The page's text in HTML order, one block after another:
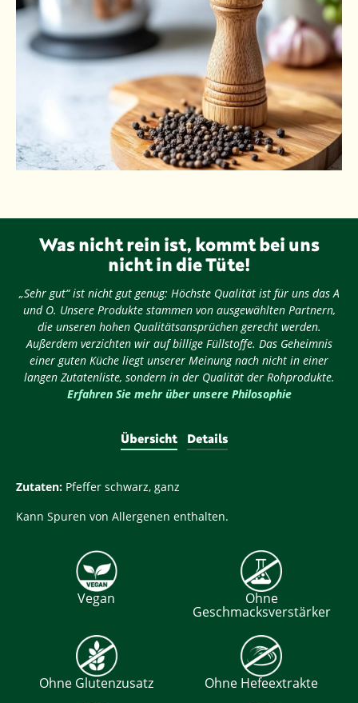
Was nicht rein ist, kommt bei uns
nicht in die Tüte!
„Sehr gut“ ist nicht gut genug: Höchste Qualität ist für uns das A
und O. Unsere Produkte stammen von ausgewählten Partnern,
die unseren hohen Qualitätsansprüchen gerecht werden.
Außerdem verzichten wir auf billige Füllstoffe. Das Geheimnis
einer guten Küche liegt unserer Meinung nach nicht in einer
langen Zutatenliste, sondern in der Qualität der Rohprodukte.
Erfahren Sie mehr über unsere Philosophie
Übersicht Details
Zutaten: Pfeffer schwarz, ganz
Kann Spuren von Allergenen enthalten.
Vegan Ohne
Geschmacksverstärker
Ohne Glutenzusatz Ohne Hefeextrakte